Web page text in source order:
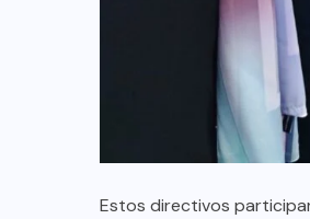
Estos directivos